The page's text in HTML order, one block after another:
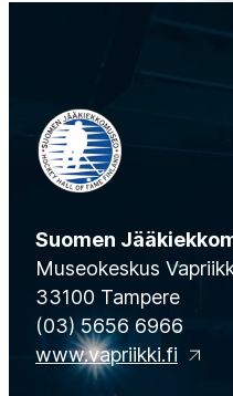
Suomen
Museokeskus
33100 Tampere
(03) 5656 6966
www.vapriikki.fi